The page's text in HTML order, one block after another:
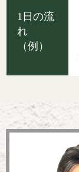
1日の流
れ
（例）